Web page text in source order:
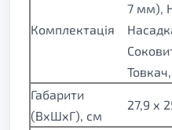
Комплектація
7 мм),
Габарити
(ВхШхГ), см
27,9 х